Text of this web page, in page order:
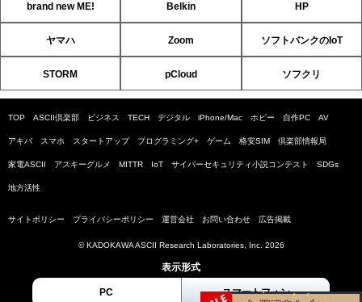
brand new ME! Belkin HP
ヤマハ Zoom ソフトバンクのIoT
STORM pCloud ソフクリ
TOP ASCII倶楽部 ビジネス TECH デジタル iPhone/Mac ホビー 自作PC AV
アキバ スマホ スタートアップ プログラミング+ ゲーム 格安SIM 倶楽部情報局
家電ASCII アスキーグルメ MITTR IoT サイバーセキュリティ小説コンテスト SDGs
地方活性
サイトポリシー プライバシーポリシー 運営会社 お問い合わせ 広告掲載
© KADOKAWA ASCII Research Laboratories, Inc. 2026
表示形式
PC スマートフォン